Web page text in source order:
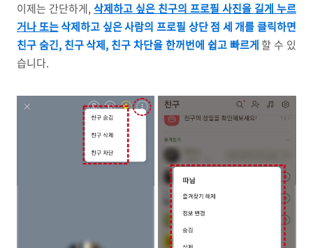
이제는 간단하게, 삭제하고 싶은 친구의 프로필 사진을 길게 누르
거나 또는삭제하고 싶은 사람의 프로필 상단 점 세 개를 클릭하면
친구 숨긴, 친구 삭제, 친구 차단을 한꺼번에 쉽고 빠르게 할 수 있
습니다.